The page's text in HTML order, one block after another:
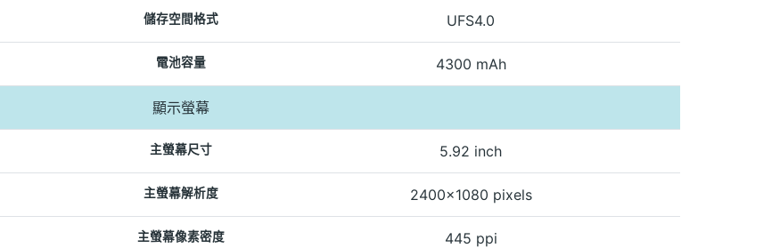
儲存空間格式 UFS4.0
電池容量 4300 mAh
顯示螢幕
主螢幕尺寸 5.92 inch
主螢幕解析度 2400x1080 pixels
主螢幕像素密度 445 ppi